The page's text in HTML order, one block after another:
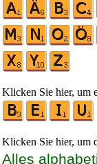
Klicken Sie hier, um
Klicken Sie hier, um
Alles